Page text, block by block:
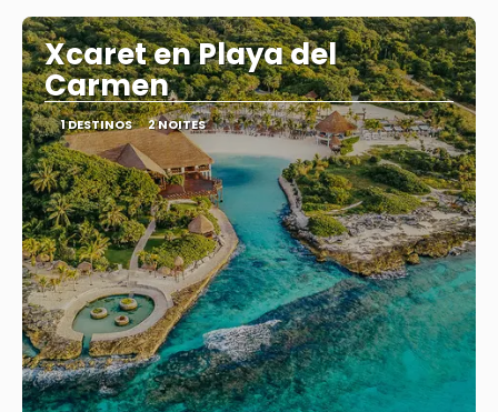
Xcaret en Playa del
Carmen
1 DESTINOS 2 NOITES